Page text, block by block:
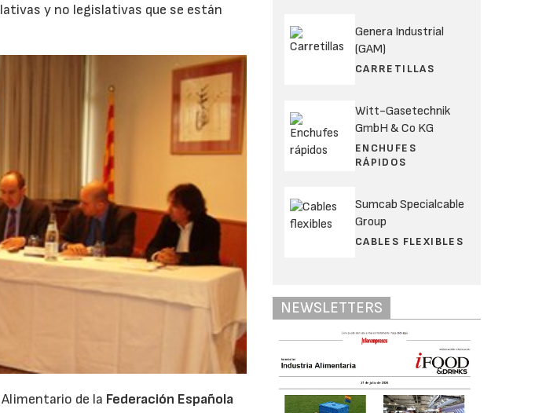
y no legislativas que se están
de la Federación Española
Genera Industrial
(GAM)
CARRETILLAS
Witt-Gasetechnik
GmbH & Co KG
ENCHUFES
RÁPIDOS
Sumcab Specialcable
Group
CABLES FLEXIBLES
NEWSLETTERS